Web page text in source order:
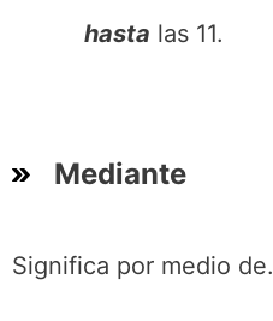
hasta las 11.
Mediante
Significa por medio de.